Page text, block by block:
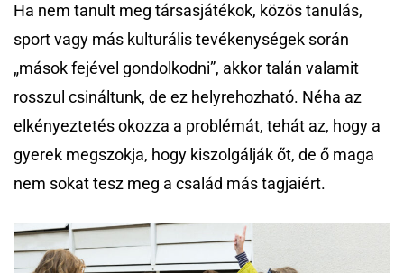
Ha nem tanult meg társasjátékok, közös tanulás,
sport vagy más kulturális tevékenységek során
„mások fejével gondolkodni”, akkor talán valamit
rosszul csináltunk, de ez helyrehozható. Néha az
elkényeztetés okozza a problémát, tehát az, hogy a
gyerek megszokja, hogy kiszolgálják őt, de ő maga
nem sokat tesz meg a család más tagjaiért.